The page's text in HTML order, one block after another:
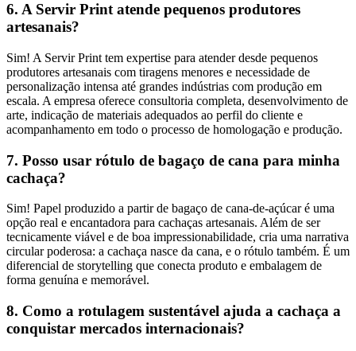
6. A Servir Print atende pequenos produtores
artesanais?
Sim! A Servir Print tem expertise para atender desde pequenos
produtores artesanais com tiragens menores e necessidade de
personalização intensa até grandes indústrias com produção em
escala. A empresa oferece consultoria completa, desenvolvimento de
arte, indicação de materiais adequados ao perfil do cliente e
acompanhamento em todo o processo de homologação e produção.
7. Posso usar rótulo de bagaço de cana para minha
cachaça?
Sim! Papel produzido a partir de bagaço de cana-de-açúcar é uma
opção real e encantadora para cachaças artesanais. Além de ser
tecnicamente viável e de boa impressionabilidade, cria uma narrativa
circular poderosa: a cachaça nasce da cana, e o rótulo também. É um
diferencial de storytelling que conecta produto e embalagem de
forma genuína e memorável.
8. Como a rotulagem sustentável ajuda a cachaça a
conquistar mercados internacionais?